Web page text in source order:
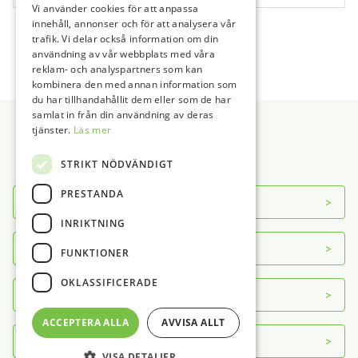
Ultraljudsbad Tillbehör
Vattendestillator
1 2 3 →
Sidfot
Om DAB
Servicecenter
Kontakt
Mer info
Vi använder cookies för att anpassa
innehåll, annonser och för att analysera vår
trafik. Vi delar också information om din
användning av vår webbplats med våra
reklam- och analyspartners som kan
kombinera den med annan information som
du har tillhandahållit dem eller som de har
samlat in från din användning av deras
tjänster. Läs mer
STRIKT NÖDVÄNDIGT
PRESTANDA
INRIKTNING
FUNKTIONER
OKLASSIFICERADE
ACCEPTERA ALLA AVVISA ALLT